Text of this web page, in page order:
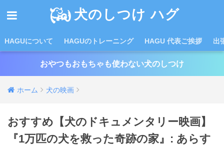
犬のしつけ ハグ
HAGUについて HAGUのトレーニング HAGU 代表ご挨拶 出
おやつもおもちゃも使わない犬のしつけ
ホーム 犬の映画
おすすめ【犬のドキュメンタリー映画】
『1万匹の犬を救った奇跡の家』: あらす